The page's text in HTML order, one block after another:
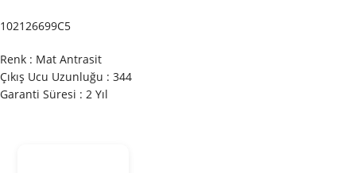
102126699C5
Renk : Mat Antrasit
Çıkış Ucu Uzunluğu : 344
Garanti Süresi : 2 Yıl